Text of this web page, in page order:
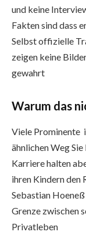
und keine
Fakten sind dass
Selbst offizielle
zeigen keine
gewahrt
Warum das
Viele Prominente
ähnlichen Weg
Karriere halten
ihren Kindern den
Sebastian
Grenze zwischen
Privatleben